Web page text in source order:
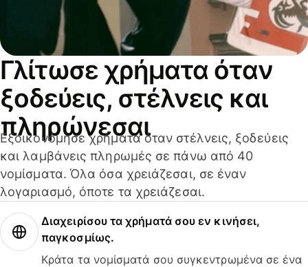
Γλίτωσε χρήματα όταν
ξοδεύεις, στέλνεις και
πληρώνεσαι
Εξοικονόμησε χρήματα όταν στέλνεις, ξοδεύεις
και λαμβάνεις πληρωμές σε πάνω από 40
νομίσματα. Όλα όσα χρειάζεσαι, σε έναν
λογαριασμό, όποτε τα χρειάζεσαι.
Διαχειρίσου τα χρήματά σου εν κινήσει,
παγκοσμίως.
Κράτα τα νομίσματά σου συγκεντρωμένα σε ένα